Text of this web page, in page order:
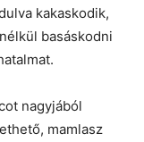
kakaskodik,
basáskodni
nagyjából
mamlasz